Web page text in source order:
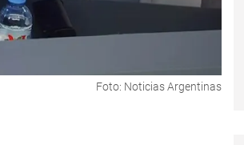
Foto: Noticias Argentinas